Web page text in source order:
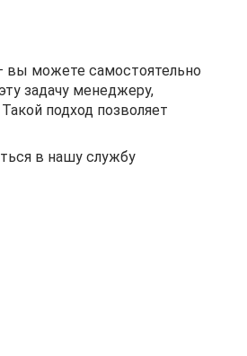
можете самостоятельно
задачу менеджеру,
подход позволяет
в нашу службу